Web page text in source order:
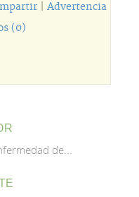
| Advertencia
(0)
de...